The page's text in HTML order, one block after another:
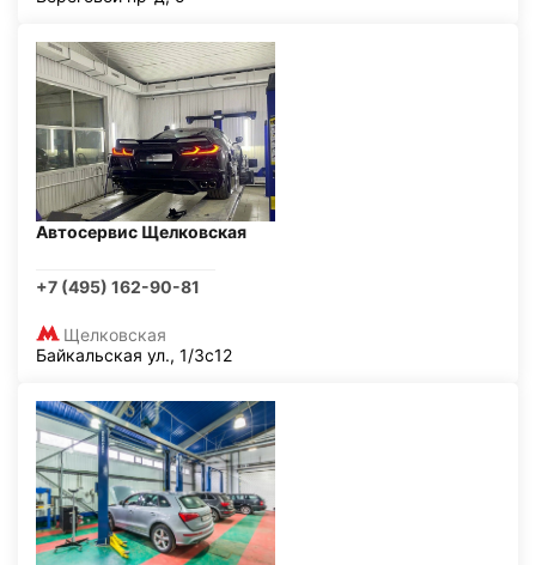
Автосервис Щелковская
+7 (495) 162-90-81
Щелковская
Байкальская ул., 1/3с12